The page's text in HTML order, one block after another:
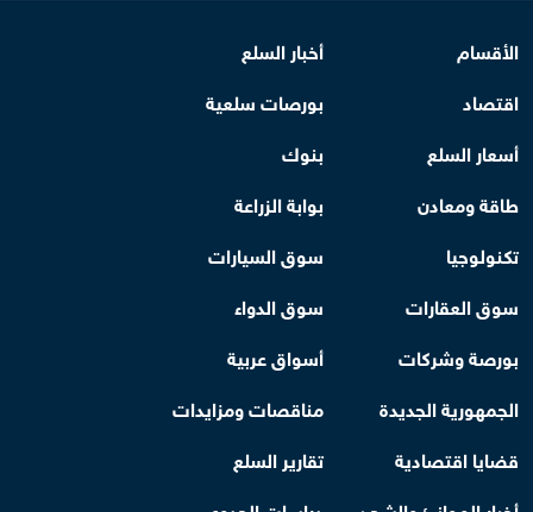
الأقسام
أخبار السلع
اقتصاد
بورصات سلعية
أسعار السلع
بنوك
طاقة ومعادن
بوابة الزراعة
تكنولوجيا
سوق السيارات
سوق العقارات
سوق الدواء
بورصة وشركات
أسواق عربية
الجمهورية الجديدة
مناقصات ومزايدات
قضايا اقتصادية
تقارير السلع